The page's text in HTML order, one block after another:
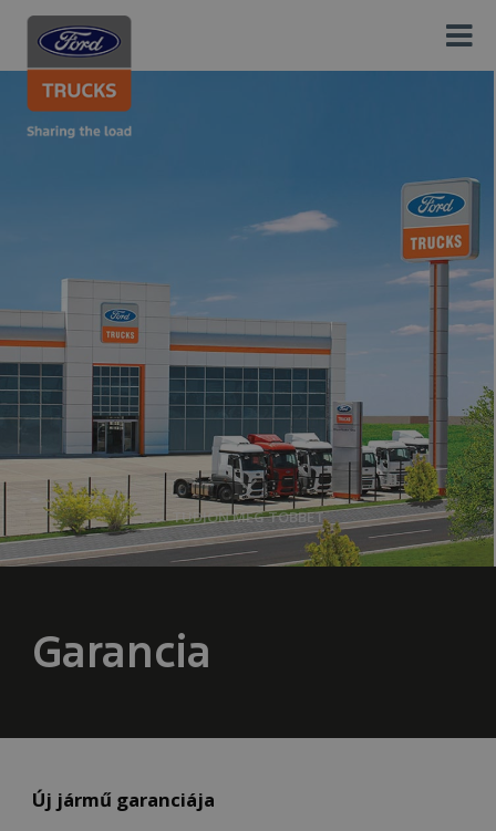
Garancia
TUDJON MEG TÖBBET
Új jármű garanciája